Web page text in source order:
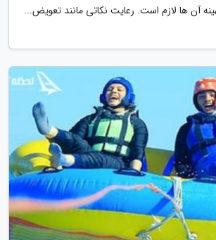
آن ها لازم است. رعایت نکاتی مانند تعویض...